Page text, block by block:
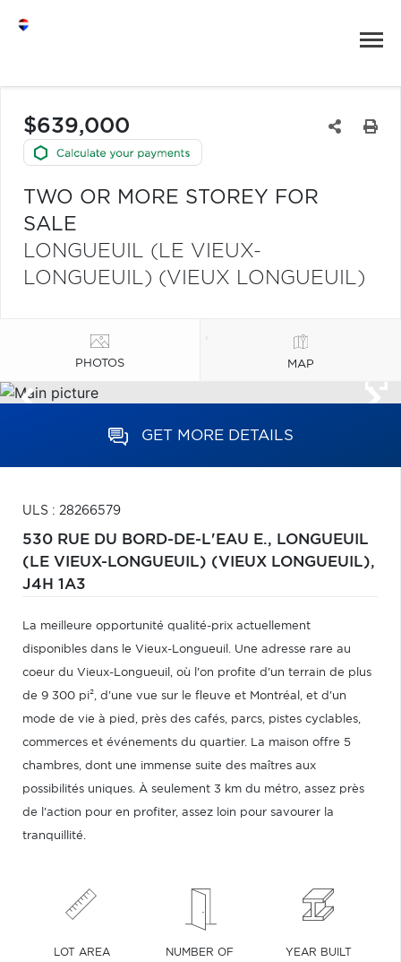
$639,000
TWO OR MORE STOREY FOR
SALE
LONGUEUIL (LE VIEUX-
LONGUEUIL) (VIEUX LONGUEUIL)
PHOTOS MAP
GET MORE DETAILS
ULS : 28266579
530 RUE DU BORD-DE-L'EAU E., LONGUEUIL
(LE VIEUX-LONGUEUIL) (VIEUX LONGUEUIL),
J4H 1A3
La meilleure opportunité qualité-prix actuellement
disponibles dans le Vieux-Longueuil. Une adresse rare au
coeur du Vieux-Longueuil, où l'on profite d'un terrain de plus
de 9 300 pi², d'une vue sur le fleuve et Montréal, et d'un
mode de vie à pied, près des cafés, parcs, pistes cyclables,
commerces et événements du quartier. La maison offre 5
chambres, dont une immense suite des maîtres aux
possibilités uniques. À seulement 3 km du métro, assez près
de l'action pour en profiter, assez loin pour savourer la
tranquillité.
LOT AREA
NUMBER OF
YEAR BUILT